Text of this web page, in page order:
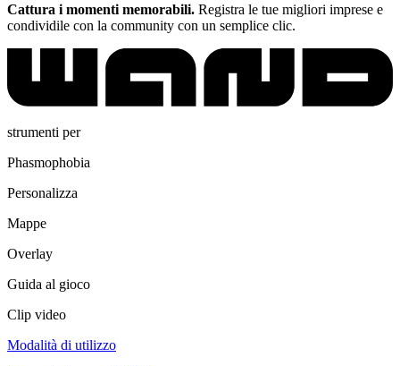
Cattura i momenti memorabili. Registra le tue migliori imprese e
condividile con la community con un semplice clic.
strumenti per
Phasmophobia
Personalizza
Mappe
Overlay
Guida al gioco
Clip video
Modalità di utilizzo